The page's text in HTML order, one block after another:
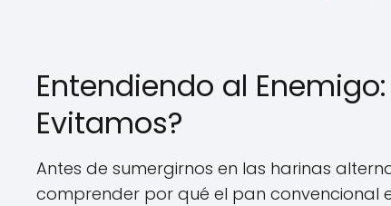
Entendiendo al
Evitamos?
Antes de sumergirnos en las harinas
comprender por qué el pan convencional